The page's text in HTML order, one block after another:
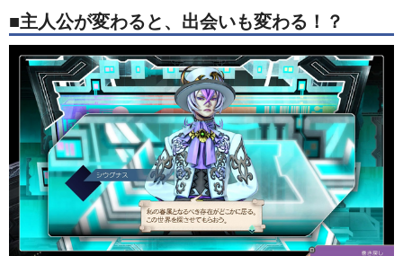
■主人公が変わると、出会いも変わる！？